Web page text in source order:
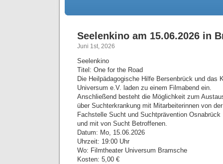
Seelenkino am 15.06.2026 in
Juni 1st, 2026
Seelenkino
Titel: One for the Road
Die Heilpädagogische Hilfe Bersenbrück und das
Universum e.V. laden zu einem Filmabend ein.
Anschließend besteht die Möglichkeit zum
über Suchterkrankung mit Mitarbeiterinnen von der
Fachstelle Sucht und Suchtprävention Osnabrück
und mit von Sucht Betroffenen.
Datum: Mo, 15.06.2026
Uhrzeit: 19:00 Uhr
Wo: Filmtheater Universum Bramsche
Kosten: 5,00 €